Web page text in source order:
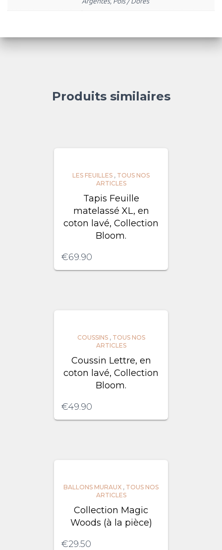
Produits similaires
LES FEUILLES , TOUS NOS
ARTICLES
Tapis Feuille
matelassé XL, en
coton lavé, Collection
Bloom.
€69.90
COUSSINS, TOUS NOS
ARTICLES
Coussin Lettre, en
coton lavé, Collection
Bloom.
€49.90
BALLONS MURAUX , TOUS NOS
ARTICLES
Collection Magic
Woods (à la pièce)
€29.50